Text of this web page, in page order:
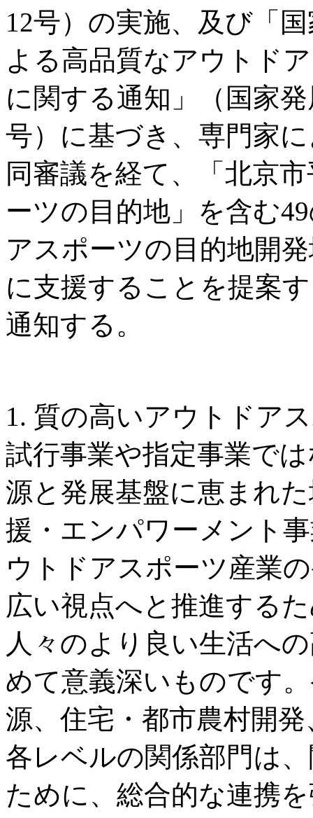
12号）の実施、及び「
よる高品質なアウトド
に関する通知」（国家
号）に基づき、専門家
同審議を経て、「北京
ーツの目的地」を含む
アスポーツの目的地開
に支援することを提案
通知する。
1. 質の高いアウトドア
試行事業や指定事業で
源と発展基盤に恵まれ
援・エンパワーメント
ウトドアスポーツ産業
広い視点へと推進する
人々のより良い生活へ
めて意義深いものです
源、住宅・都市農村開
各レベルの関係部門は
ために、総合的な連携